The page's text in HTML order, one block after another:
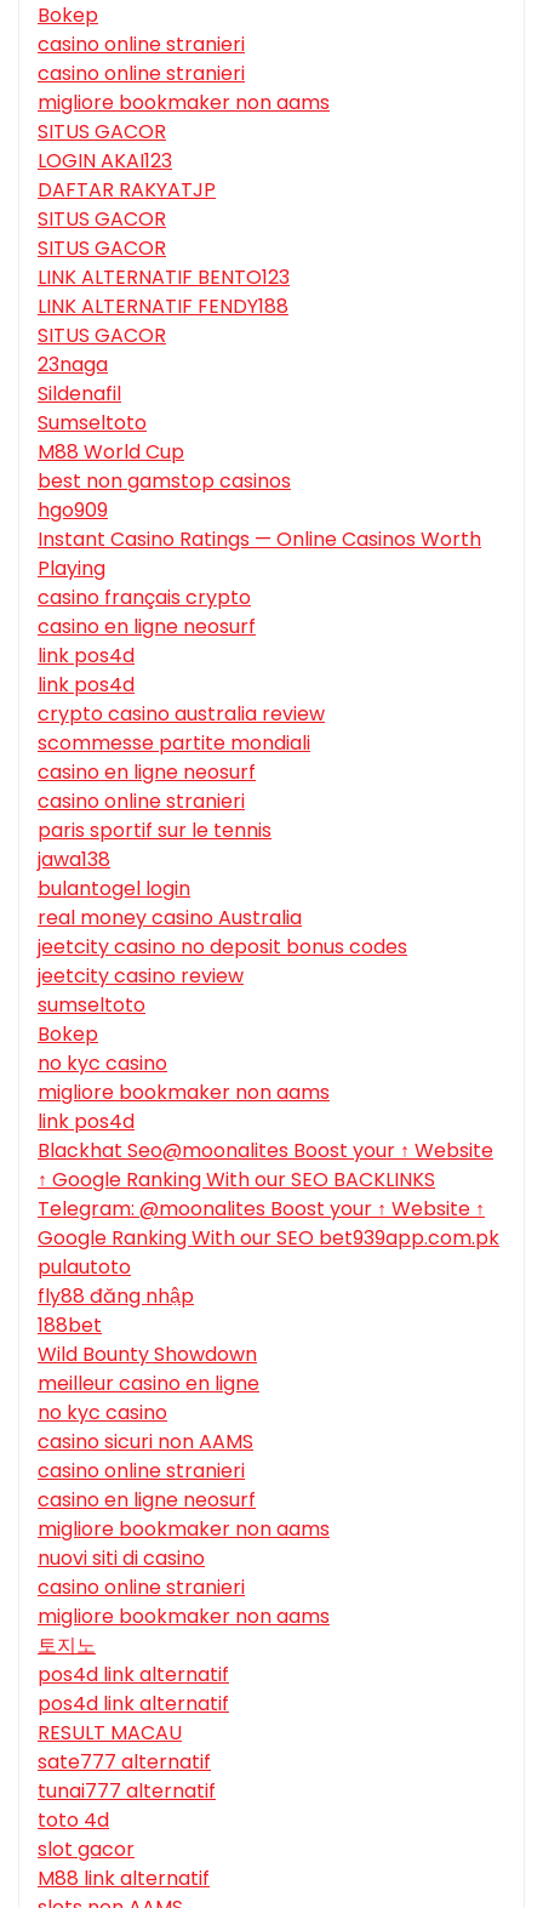
Bokep
casino online stranieri
casino online stranieri
migliore bookmaker non aams
SITUS GACOR
LOGIN AKAI123
DAFTAR RAKYATJP
SITUS GACOR
SITUS GACOR
LINK ALTERNATIF BENTO123
LINK ALTERNATIF FENDY188
SITUS GACOR
23naga
Sildenafil
Sumseltoto
M88 World Cup
best non gamstop casinos
hgo909
Instant Casino Ratings — Online Casinos Worth
Playing
casino français crypto
casino en ligne neosurf
link pos4d
link pos4d
crypto casino australia review
scommesse partite mondiali
casino en ligne neosurf
casino online stranieri
paris sportif sur le tennis
jawa138
bulantogel login
real money casino Australia
jeetcity casino no deposit bonus codes
jeetcity casino review
sumseltoto
Bokep
no kyc casino
migliore bookmaker non aams
link pos4d
Blackhat Seo@moonalites Boost your ↑ Website
↑ Google Ranking With our SEO BACKLINKS
Telegram: @moonalites Boost your ↑ Website ↑
Google Ranking With our SEO bet939app.com.pk
pulautoto
fly88 đăng nhập
188bet
Wild Bounty Showdown
meilleur casino en ligne
no kyc casino
casino sicuri non AAMS
casino online stranieri
casino en ligne neosurf
migliore bookmaker non aams
nuovi siti di casino
casino online stranieri
migliore bookmaker non aams
토지노
pos4d link alternatif
pos4d link alternatif
RESULT MACAU
sate777 alternatif
tunai777 alternatif
toto 4d
slot gacor
M88 link alternatif